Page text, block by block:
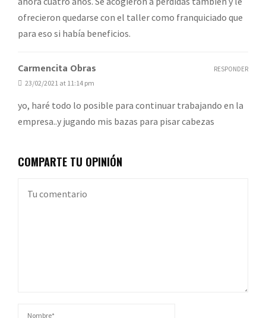
ofrecieron quedarse con el taller como franquiciado que
para eso si había beneficios.
Carmencita Obras
23/02/2021 at 11:14 pm
yo, haré todo lo posible para continuar trabajando en la
empresa..y jugando mis bazas para pisar cabezas
RESPONDER
COMPARTE TU OPINIÓN